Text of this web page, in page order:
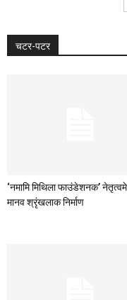
चटर-पटर
‘नमामि मिथिला फाउंडेशनक’
मानव श्रृंखलाक निर्माण